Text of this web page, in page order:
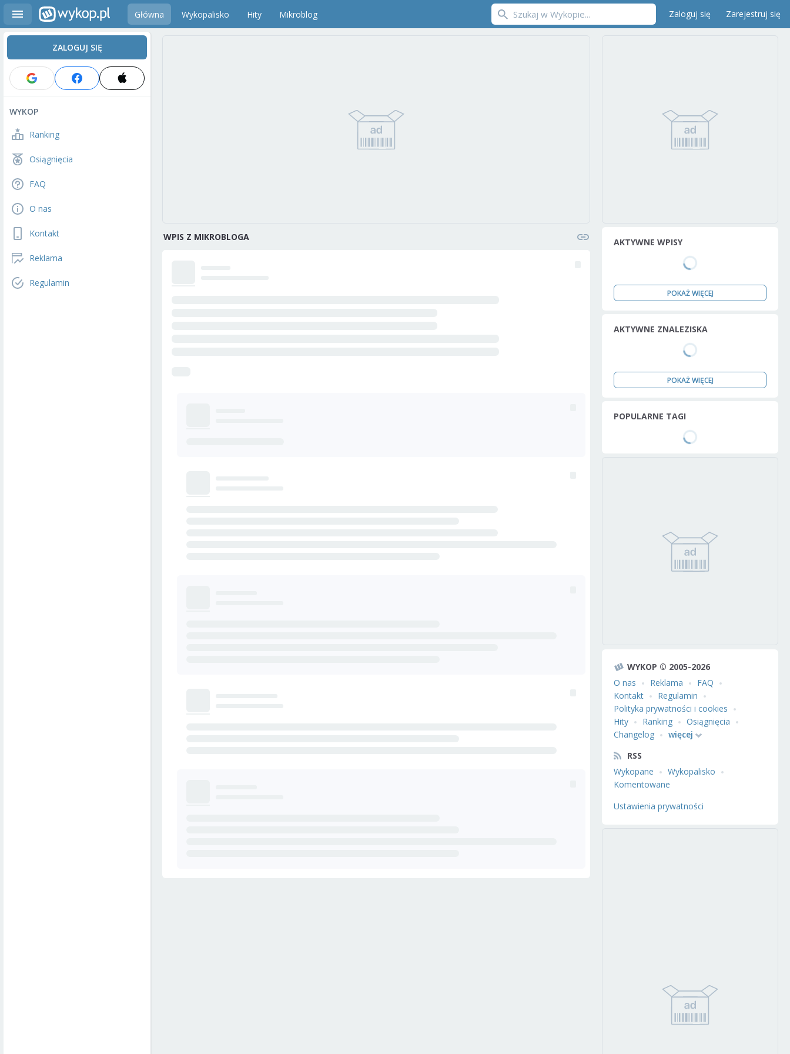
Główna Wykopalisko Hity Mikroblog Zaloguj się Zarejestruj się
ZALOGUJ SIĘ
WYKOP
Ranking
Osiągnięcia
FAQ
O nas
Kontakt
Reklama
Regulamin
WPIS Z MIKROBLOGA AKTYWNE WPISY
POKAŻ WIĘCEJ
AKTYWNE ZNALEZISKA
POKAŻ WIĘCEJ
POPULARNE TAGI
WYKOP © 2005-2026
O nas
Reklama
FAQ
Kontakt
Regulamin
Polityka prywatności i cookies
Hity
Ranking
Osiągnięcia
Changelog
więcej
RSS
Wykopane
Wykopalisko
Komentowane
Ustawienia prywatności